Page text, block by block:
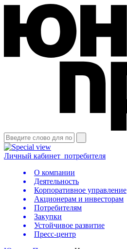
Личный кабинет потребителя
О компании
Деятельность
Корпоративное управление
Акционерам и инвесторам
Потребителям
Закупки
Устойчивое развитие
Пресс-центр